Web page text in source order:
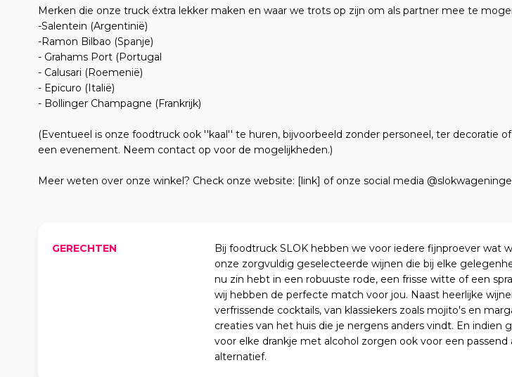
Merken die onze truck éxtra lekker maken en waar we trots op zijn om als partner mee te
-Salentein (Argentinië)
-Ramon Bilbao (Spanje)
- Grahams Port (Portugal
- Calusari (Roemenië)
- Epicuro (Italië)
- Bollinger Champagne (Frankrijk)
(Eventueel is onze foodtruck ook ''kaal'' te huren, bijvoorbeeld zonder personeel, ter decoratie
een evenement. Neem contact op voor de mogelijkheden.)
Meer weten over onze winkel? Check onze website: [link] of onze social media
GERECHTEN
Bij foodtruck SLOK hebben we voor iedere fijnproever wat
onze zorgvuldig geselecteerde wijnen die bij elke
nu zin hebt in een robuuste rode, een frisse witte of een
wij hebben de perfecte match voor jou. Naast heerlijke
verfrissende cocktails, van klassiekers zoals mojito's en
creaties van het huis die je nergens anders vindt. En indien
voor elke drankje met alcohol zorgen ook voor een passend
alternatief.